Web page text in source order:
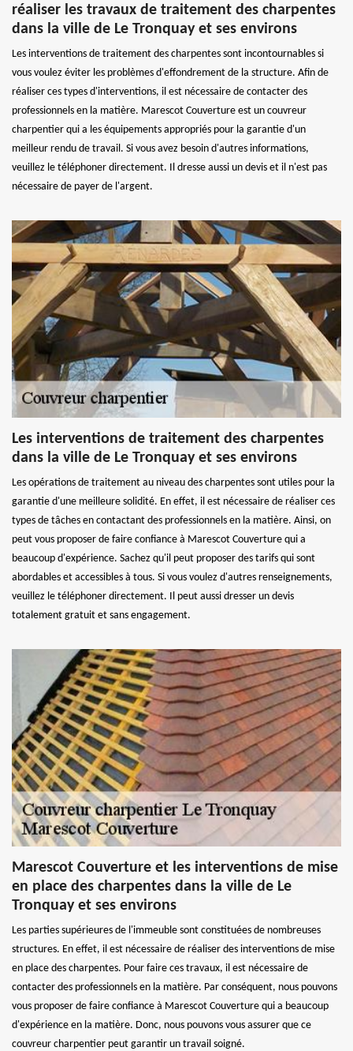
réaliser les travaux de traitement des charpentes
dans la ville de Le Tronquay et ses environs
Les interventions de traitement des charpentes sont incontournables si
vous voulez éviter les problèmes d'effondrement de la structure. Afin de
réaliser ces types d'interventions, il est nécessaire de contacter des
professionnels en la matière. Marescot Couverture est un couvreur
charpentier qui a les équipements appropriés pour la garantie d'un
meilleur rendu de travail. Si vous avez besoin d'autres informations,
veuillez le téléphoner directement. Il dresse aussi un devis et il n'est pas
nécessaire de payer de l'argent.
Les interventions de traitement des charpentes
dans la ville de Le Tronquay et ses environs
Les opérations de traitement au niveau des charpentes sont utiles pour la
garantie d'une meilleure solidité. En effet, il est nécessaire de réaliser ces
types de tâches en contactant des professionnels en la matière. Ainsi, on
peut vous proposer de faire confiance à Marescot Couverture qui a
beaucoup d'expérience. Sachez qu'il peut proposer des tarifs qui sont
abordables et accessibles à tous. Si vous voulez d'autres renseignements,
veuillez le téléphoner directement. Il peut aussi dresser un devis
totalement gratuit et sans engagement.
Marescot Couverture et les interventions de mise
en place des charpentes dans la ville de Le
Tronquay et ses environs
Les parties supérieures de l'immeuble sont constituées de nombreuses
structures. En effet, il est nécessaire de réaliser des interventions de mise
en place des charpentes. Pour faire ces travaux, il est nécessaire de
contacter des professionnels en la matière. Par conséquent, nous pouvons
vous proposer de faire confiance à Marescot Couverture qui a beaucoup
d'expérience en la matière. Donc, nous pouvons vous assurer que ce
couvreur charpentier peut garantir un travail soigné.